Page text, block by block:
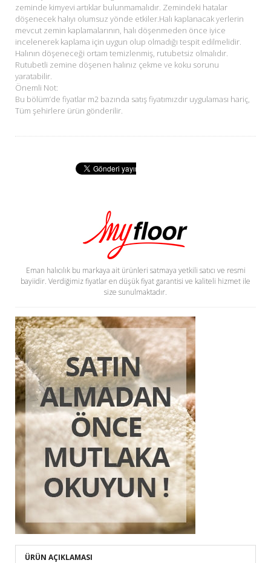
zeminde kimyevi artıklar bulunmamalıdır. Zemindeki hatalar
döşenecek halıyı olumsuz yönde etkiler.Halı kaplanacak yerlerin
mevcut zemin kaplamalarının, halı döşenmeden önce iyice
incelenerek kaplama için uygun olup olmadığı tespit edilmelidir.
Halının döşeneceği ortam temizlenmiş, rutubetsiz olmalıdır.
Rutubetli zemine döşenen halınız çekme ve koku sorunu
yaratabilir.
Önemli Not:
Bu bölüm’de fiyatlar m2 bazında satış fiyatımızdır uygulaması hariç,
Tüm şehirlere ürün gönderilir.
Eman halıcılık bu markaya ait ürünleri satmaya yetkili satıcı ve resmi
bayiidir. Verdiğimiz fiyatlar en düşük fiyat garantisi ve kaliteli hizmet ile
size sunulmaktadır.
ÜRÜN AÇIKLAMASI